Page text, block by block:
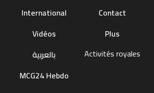
International
Vidéos
بالعربية
MCG24 Hebdo
Contact
Plus
Activités royales